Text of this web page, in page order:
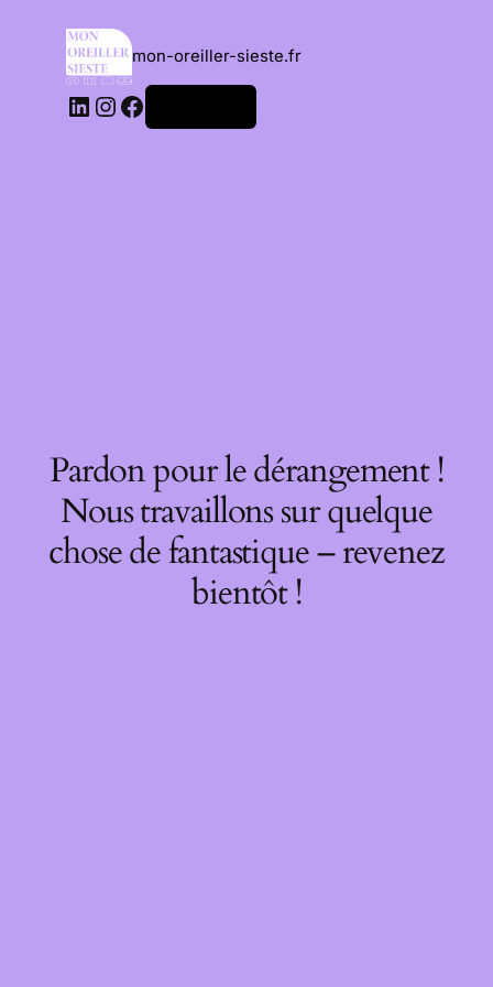
mon-oreiller-sieste.fr
Pardon pour le dérangement !
Nous travaillons sur quelque
chose de fantastique – revenez
bientôt !